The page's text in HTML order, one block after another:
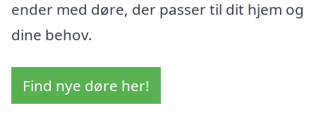
ender med døre, der passer til dit hjem og
dine behov.
Find nye døre her!